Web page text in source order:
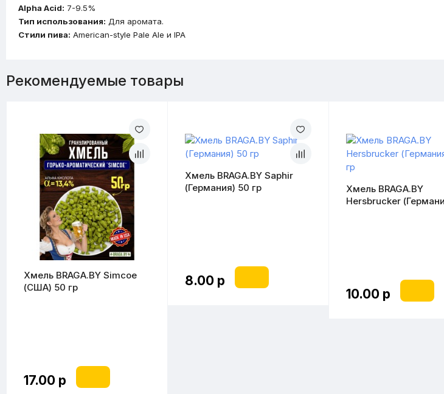
Alpha Acid: 7-9.5%
Тип использования: Для аромата.
Стили пива: American-style Pale Ale и IPA
Рекомендуемые товары
Хмель BRAGA.BY Simcoe
(США) 50 гр
17.00 р
Хмель BRAGA.BY Saphir
(Германия) 50 гр
8.00 р
Хмель BRAGA.BY
Hersbrucker
10.00 р